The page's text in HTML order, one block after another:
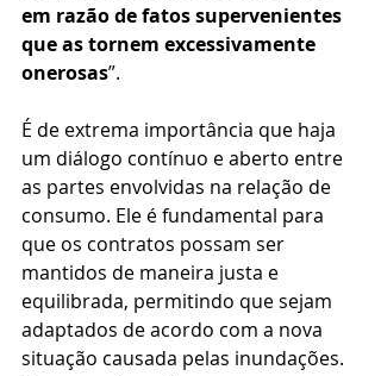
em razão de fatos supervenientes
que as tornem excessivamente
onerosas”.
É de extrema importância que haja
um diálogo contínuo e aberto entre
as partes envolvidas na relação de
consumo. Ele é fundamental para
que os contratos possam ser
mantidos de maneira justa e
equilibrada, permitindo que sejam
adaptados de acordo com a nova
situação causada pelas inundações.